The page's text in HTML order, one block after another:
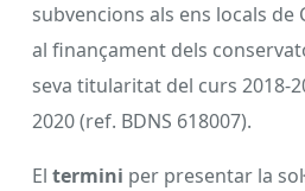
subvencions als ens locals de
al finançament dels
seva titularitat del curs 2018-
2020 (ref. BDNS 618007).
El termini per presentar la